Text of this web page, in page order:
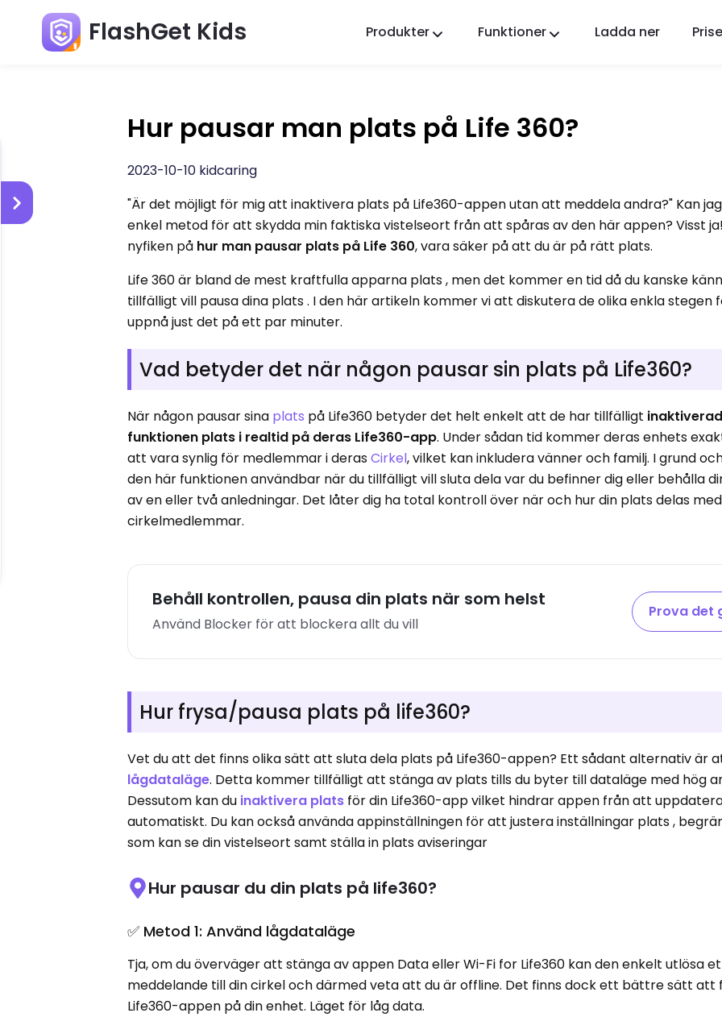
FlashGet Kids Produkter
FlashGet Finder
Funktioner Ladda ner
Hur pausar man plats på Life 360?
2023-10-10 kidcaring
"Är det möjligt för mig att inaktivera plats på Life360-appen utan att meddela andra?" Kan
enkel metod för att skydda min faktiska vistelseort från att spåras av den här appen? Visst
nyfiken på hur man pausar plats på Life 360, vara säker på att du är på rätt plats.
Life 360 ​​är bland de mest kraftfulla apparna plats , men det kommer en tid då du kanske
tillfälligt vill pausa dina plats . I den här artikeln kommer vi att diskutera de olika enkla stegen
uppnå just det på ett par minuter.
Vad betyder det när någon pausar sin plats på Life360?
När någon pausar sina plats på Life360 betyder det helt enkelt att de har tillfälligt
funktionen plats i realtid på deras Life360-app. Under sådan tid kommer deras enhets
att vara synlig för medlemmar i derasCirkel, vilket kan inkludera vänner och familj. I grund
den här funktionen användbar när du tillfälligt vill sluta dela var du befinner dig eller behålla
av en eller två anledningar. Det låter dig ha total kontroll över när och hur din plats delas
cirkelmedlemmar.
Behåll kontrollen, pausa din plats när som helst
Använd Blocker för att blockera allt du vill
Prova det
Hur frysa/pausa plats på life360?
Vet du att det finns olika sätt att sluta dela plats på Life360-appen? Ett sådant alternativ är
lågdataläge. Detta kommer tillfälligt att stänga av plats tills du byter till dataläge med hög
Dessutom kan du inaktivera plats för din Life360-app vilket hindrar appen från att
automatiskt. Du kan också använda appinställningen för att justera inställningar plats ,
som kan se din vistelseort samt ställa in plats aviseringar
Hur pausar du din plats på life360?
✅ Metod 1: Använd lågdataläge
Tja, om du överväger att stänga av appen Data eller Wi-Fi for Life360 kan den enkelt utlösa
meddelande till din cirkel och därmed veta att du är offline. Det finns dock ett bättre sätt att
Life360-appen på din enhet. Läget för låg data.